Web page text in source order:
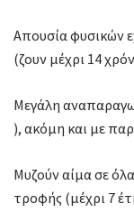
Απουσία φυσικών
(ζουν μέχρι 14
Μεγάλη
), ακόμη και με
Μυζούν αίμα σε
τροφής (μέχρι 7